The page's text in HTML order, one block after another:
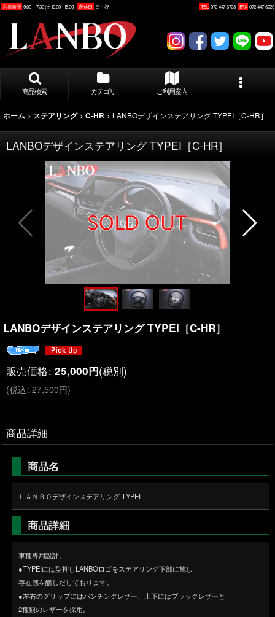
営業時間 9:00 - 17:30 (土10:00 - 15:00) 定休日 日・祝 TEL 072-447-6728 FAX 072-447-6729
商品検索 カテゴリ ご利用案内
ホーム > ステアリング > C-HR > LANBOデザインステアリング TYPEI［C-HR］
LANBOデザインステアリング TYPEI［C-HR］
LANBOデザインステアリング TYPEI［C-HR］
販売価格: 25,000円(税別)
(税込: 27,500円)
商品詳細
商品名
ＬＡＮＢＯデザインステアリング TYPEI
商品詳細
車種専用設計。
●TYPEIには型押しLANBOロゴをステアリング下部に施し
存在感を醸しだしております。
●左右のグリップにはパンチングレザー、上下にはブラックレザーと
2種類のレザーを採用。